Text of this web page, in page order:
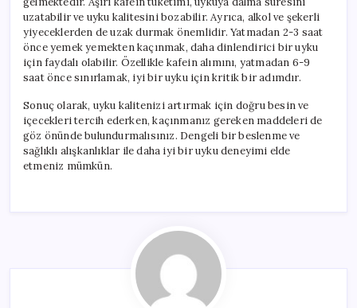
uzatabilir ve uyku kalitesini bozabilir. Ayrıca, alkol ve şekerli
yiyeceklerden de uzak durmak önemlidir. Yatmadan 2-3 saat
önce yemek yemekten kaçınmak, daha dinlendirici bir uyku
için faydalı olabilir. Özellikle kafein alımını, yatmadan 6-9
saat önce sınırlamak, iyi bir uyku için kritik bir adımdır.
Sonuç olarak, uyku kalitenizi artırmak için doğru besin ve
içecekleri tercih ederken, kaçınmanız gereken maddeleri de
göz önünde bulundurmalısınız. Dengeli bir beslenme ve
sağlıklı alışkanlıklar ile daha iyi bir uyku deneyimi elde
etmeniz mümkün.